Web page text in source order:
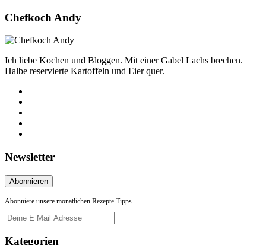
Chefkoch Andy
Ich liebe Kochen und Bloggen. Mit einer Gabel Lachs brechen.
Halbe reservierte Kartoffeln und Eier quer.
Newsletter
Abonniere unsere monatlichen Rezepte Tipps
Kategorien